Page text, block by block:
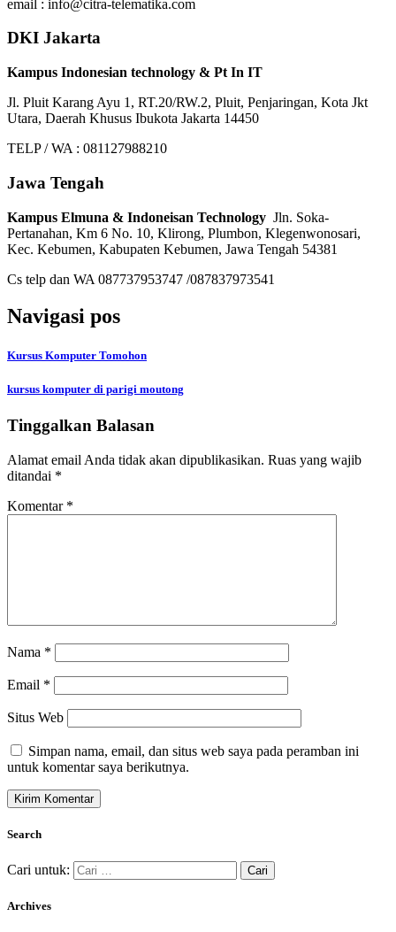
email : info@citra-telematika.com
DKI Jakarta
Kampus Indonesian technology & Pt In IT
Jl. Pluit Karang Ayu 1, RT.20/RW.2, Pluit, Penjaringan, Kota Jkt
Utara, Daerah Khusus Ibukota Jakarta 14450
TELP / WA : 081127988210
Jawa Tengah
Kampus Elmuna & Indoneisan Technology Jln. Soka-
Pertanahan, Km 6 No. 10, Klirong, Plumbon, Klegenwonosari,
Kec. Kebumen, Kabupaten Kebumen, Jawa Tengah 54381
Cs telp dan WA 087737953747 /087837973541
Navigasi pos
Kursus Komputer Tomohon
kursus komputer di parigi moutong
Tinggalkan Balasan
Alamat email Anda tidak akan dipublikasikan. Ruas yang wajib
ditandai *
Komentar *
Nama *
Email *
Situs Web
Simpan nama, email, dan situs web saya pada peramban ini
untuk komentar saya berikutnya.
Search
Cari untuk:
Archives